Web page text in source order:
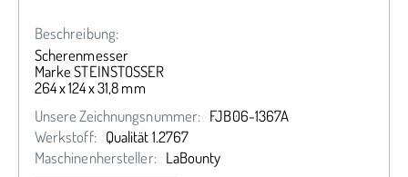
Beschreibung:
Scherenmesser
Marke STEINSTOSSER
264 x 124 x 31,8 mm
Unsere Zeichnungsnummer: FJB06-1367A
Werkstoff: Qualität 1.2767
Maschinenhersteller: LaBounty